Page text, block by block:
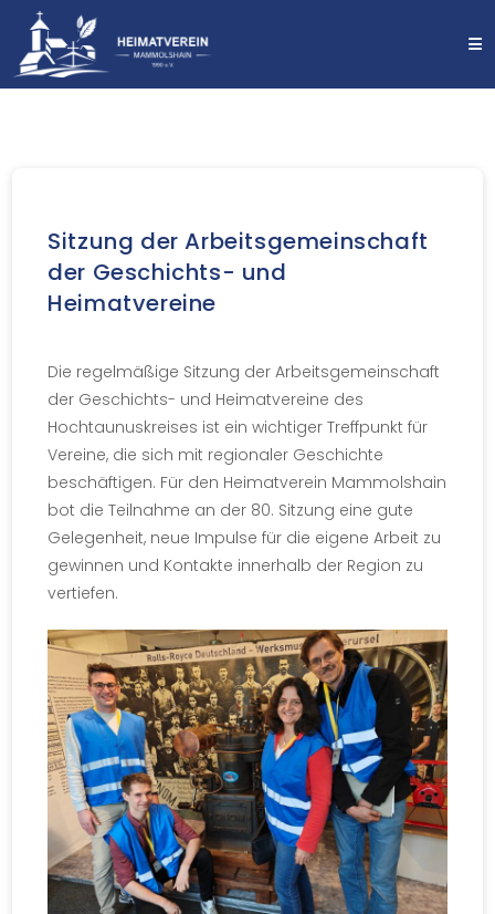
Sitzung der Arbeitsgemeinschaft
der Geschichts- und
Heimatvereine
Die regelmäßige Sitzung der Arbeitsgemeinschaft
der Geschichts- und Heimatvereine des
Hochtaunuskreises ist ein wichtiger Treffpunkt für
Vereine, die sich mit regionaler Geschichte
beschäftigen. Für den Heimatverein Mammolshain
bot die Teilnahme an der 80. Sitzung eine gute
Gelegenheit, neue Impulse für die eigene Arbeit zu
gewinnen und Kontakte innerhalb der Region zu
vertiefen.